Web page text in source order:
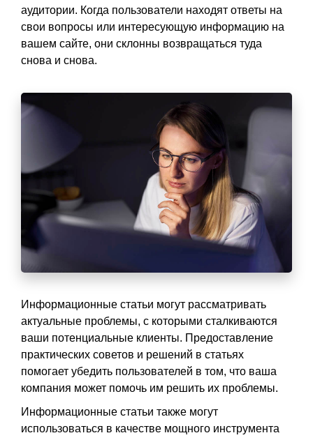
аудитории. Когда пользователи находят ответы на
свои вопросы или интересующую информацию на
вашем сайте, они склонны возвращаться туда
снова и снова.
Информационные статьи могут рассматривать
актуальные проблемы, с которыми сталкиваются
ваши потенциальные клиенты. Предоставление
практических советов и решений в статьях
помогает убедить пользователей в том, что ваша
компания может помочь им решить их проблемы.
Информационные статьи также могут
использоваться в качестве мощного инструмента